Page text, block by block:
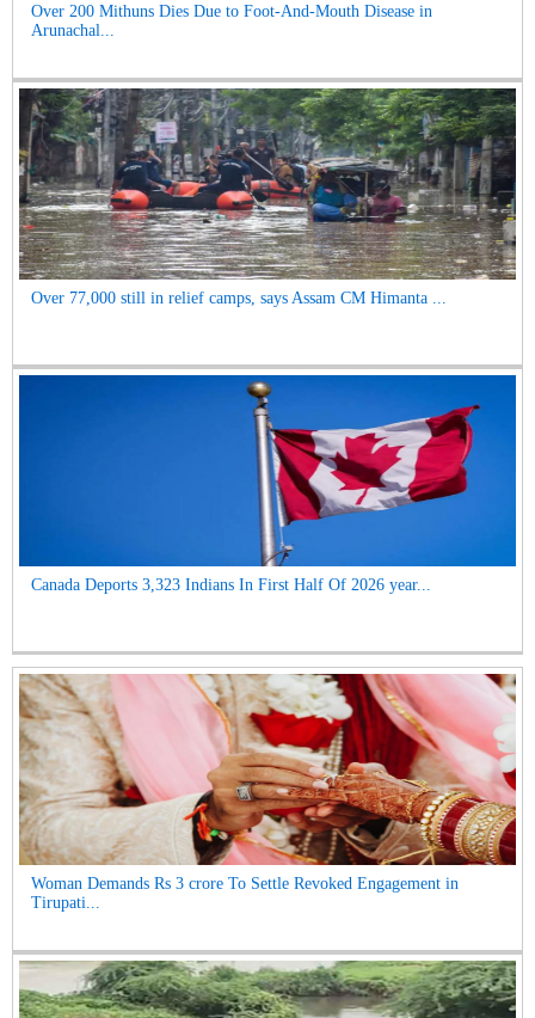
Over 200 Mithuns Dies Due to Foot-And-Mouth Disease in
Arunachal...
Over 77,000 still in relief camps, says Assam CM Himanta ...
Canada Deports 3,323 Indians In First Half Of 2026 year...
Woman Demands Rs 3 crore To Settle Revoked Engagement in
Tirupati...